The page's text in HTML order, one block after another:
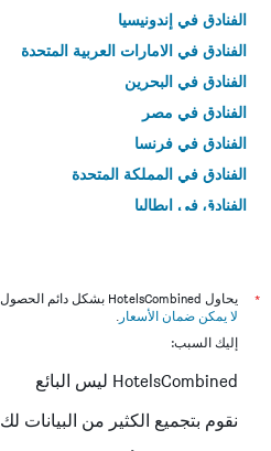
الفنادق في إندونيسيا
الفنادق في الامارات العربية المتحدة
الفنادق في البحرين
الفنادق في مصر
الفنادق في فرنسا
الفنادق في المملكة المتحدة
الفنادق في إيطاليا
*
يحاول HotelsCombined بشكل دائم الحصول على الأسعار الدقيقة، ولكن
لا يمكن ضمان الأسعار .
إليك السبب:
HotelsCombined ليس البائع
نقوم بتجميع الكثير من البيانات لك